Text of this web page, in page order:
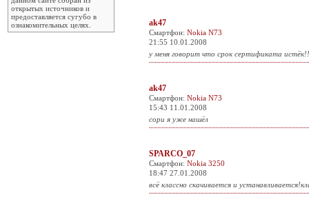
открытых источников и
предоставляется сугубо в
ознакомительных целях.
ak47
Смартфон: Nokia N73
21:55 10.01.2008
у меня говорит что срок сертификата
ak47
Смартфон: Nokia N73
15:43 11.01.2008
сори я уже нашёл
SPARCO_07
Смартфон: Nokia 3250
18:47 27.01.2008
всё классно скачивается и